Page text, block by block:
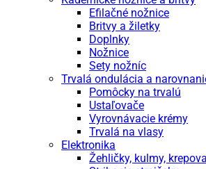
Efilačné nožnice
Britvy a žiletky
Doplnky
Nožnice
Sety nožníc
Trvalá ondulácia a
Pomôcky na trvalú
Ustaľovače
Vyrovnávacie krémy
Trvalá na vlasy
Elektronika
Žehličky, kulmy,